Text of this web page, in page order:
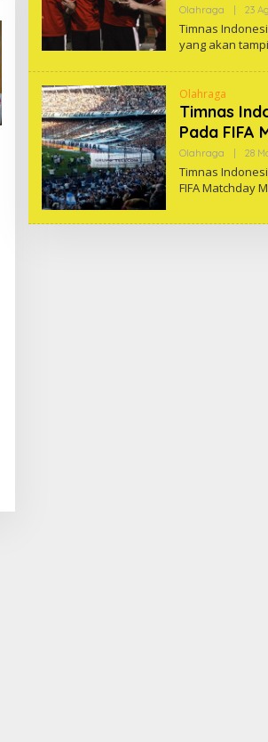
Olahraga | 23
Timnas
yang akan
Olahraga
Timnas
Pada FIFA
Olahraga | 28
Timnas
FIFA Matchday